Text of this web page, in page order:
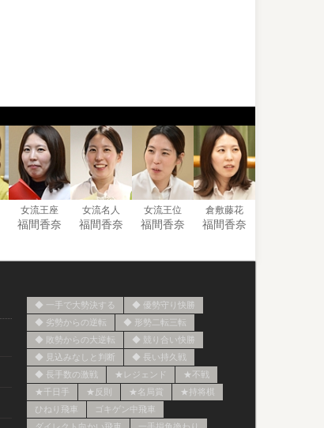
女流王座
福間香奈
女流名人
福間香奈
女流王位
福間香奈
倉敷藤花
福間香奈
◆ 一手で大勢決する
◆ 優勢守り快勝
◆ 劣勢からの逆転
◆ 形勢二転三転
◆ 敗勢からの大逆転
◆ 競り合い快勝
◆ 見込みなしと判断
◆ 長い持久戦
◆ 長手数の激戦
★レジェンド
★不戦
★千日手
★反則 ★名局賞
★持将棋
ひねり飛車
ゴキゲン中飛車